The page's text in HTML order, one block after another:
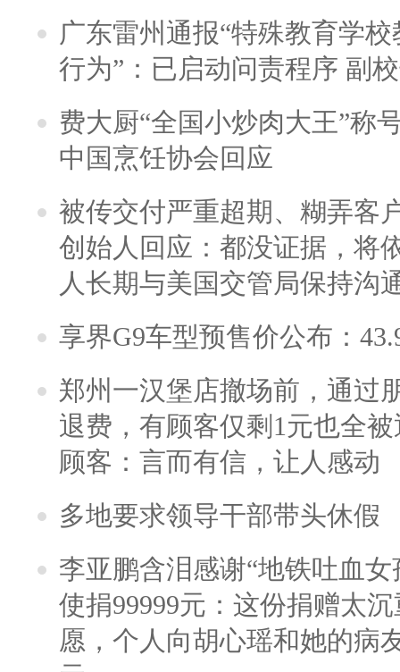
广东雷州通报“特殊教育学
行为”：已启动问责程序 副
费大厨“全国小炒肉大王”称
中国烹饪协会回应
被传交付严重超期、糊弄客
创始人回应：都没证据，将
人长期与美国交管局保持沟
享界G9车型预售价公布：
郑州一汉堡店撤场前，通过
退费，有顾客仅剩1元也全
顾客：言而有信，让人感动
多地要求领导干部带头休假
李亚鹏含泪感谢“地铁吐血
使捐99999元：这份捐赠太
愿，个人向胡心瑶和她的病